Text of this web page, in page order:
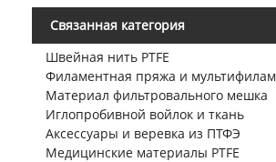
Связанная категория
Швейная нить PTFE
Филаментная пряжа и
Материал фильтровального мешка
Иглопробивной войлок и ткань
Аксессуары и веревка из ПТФЭ
Медицинские материалы PTFE